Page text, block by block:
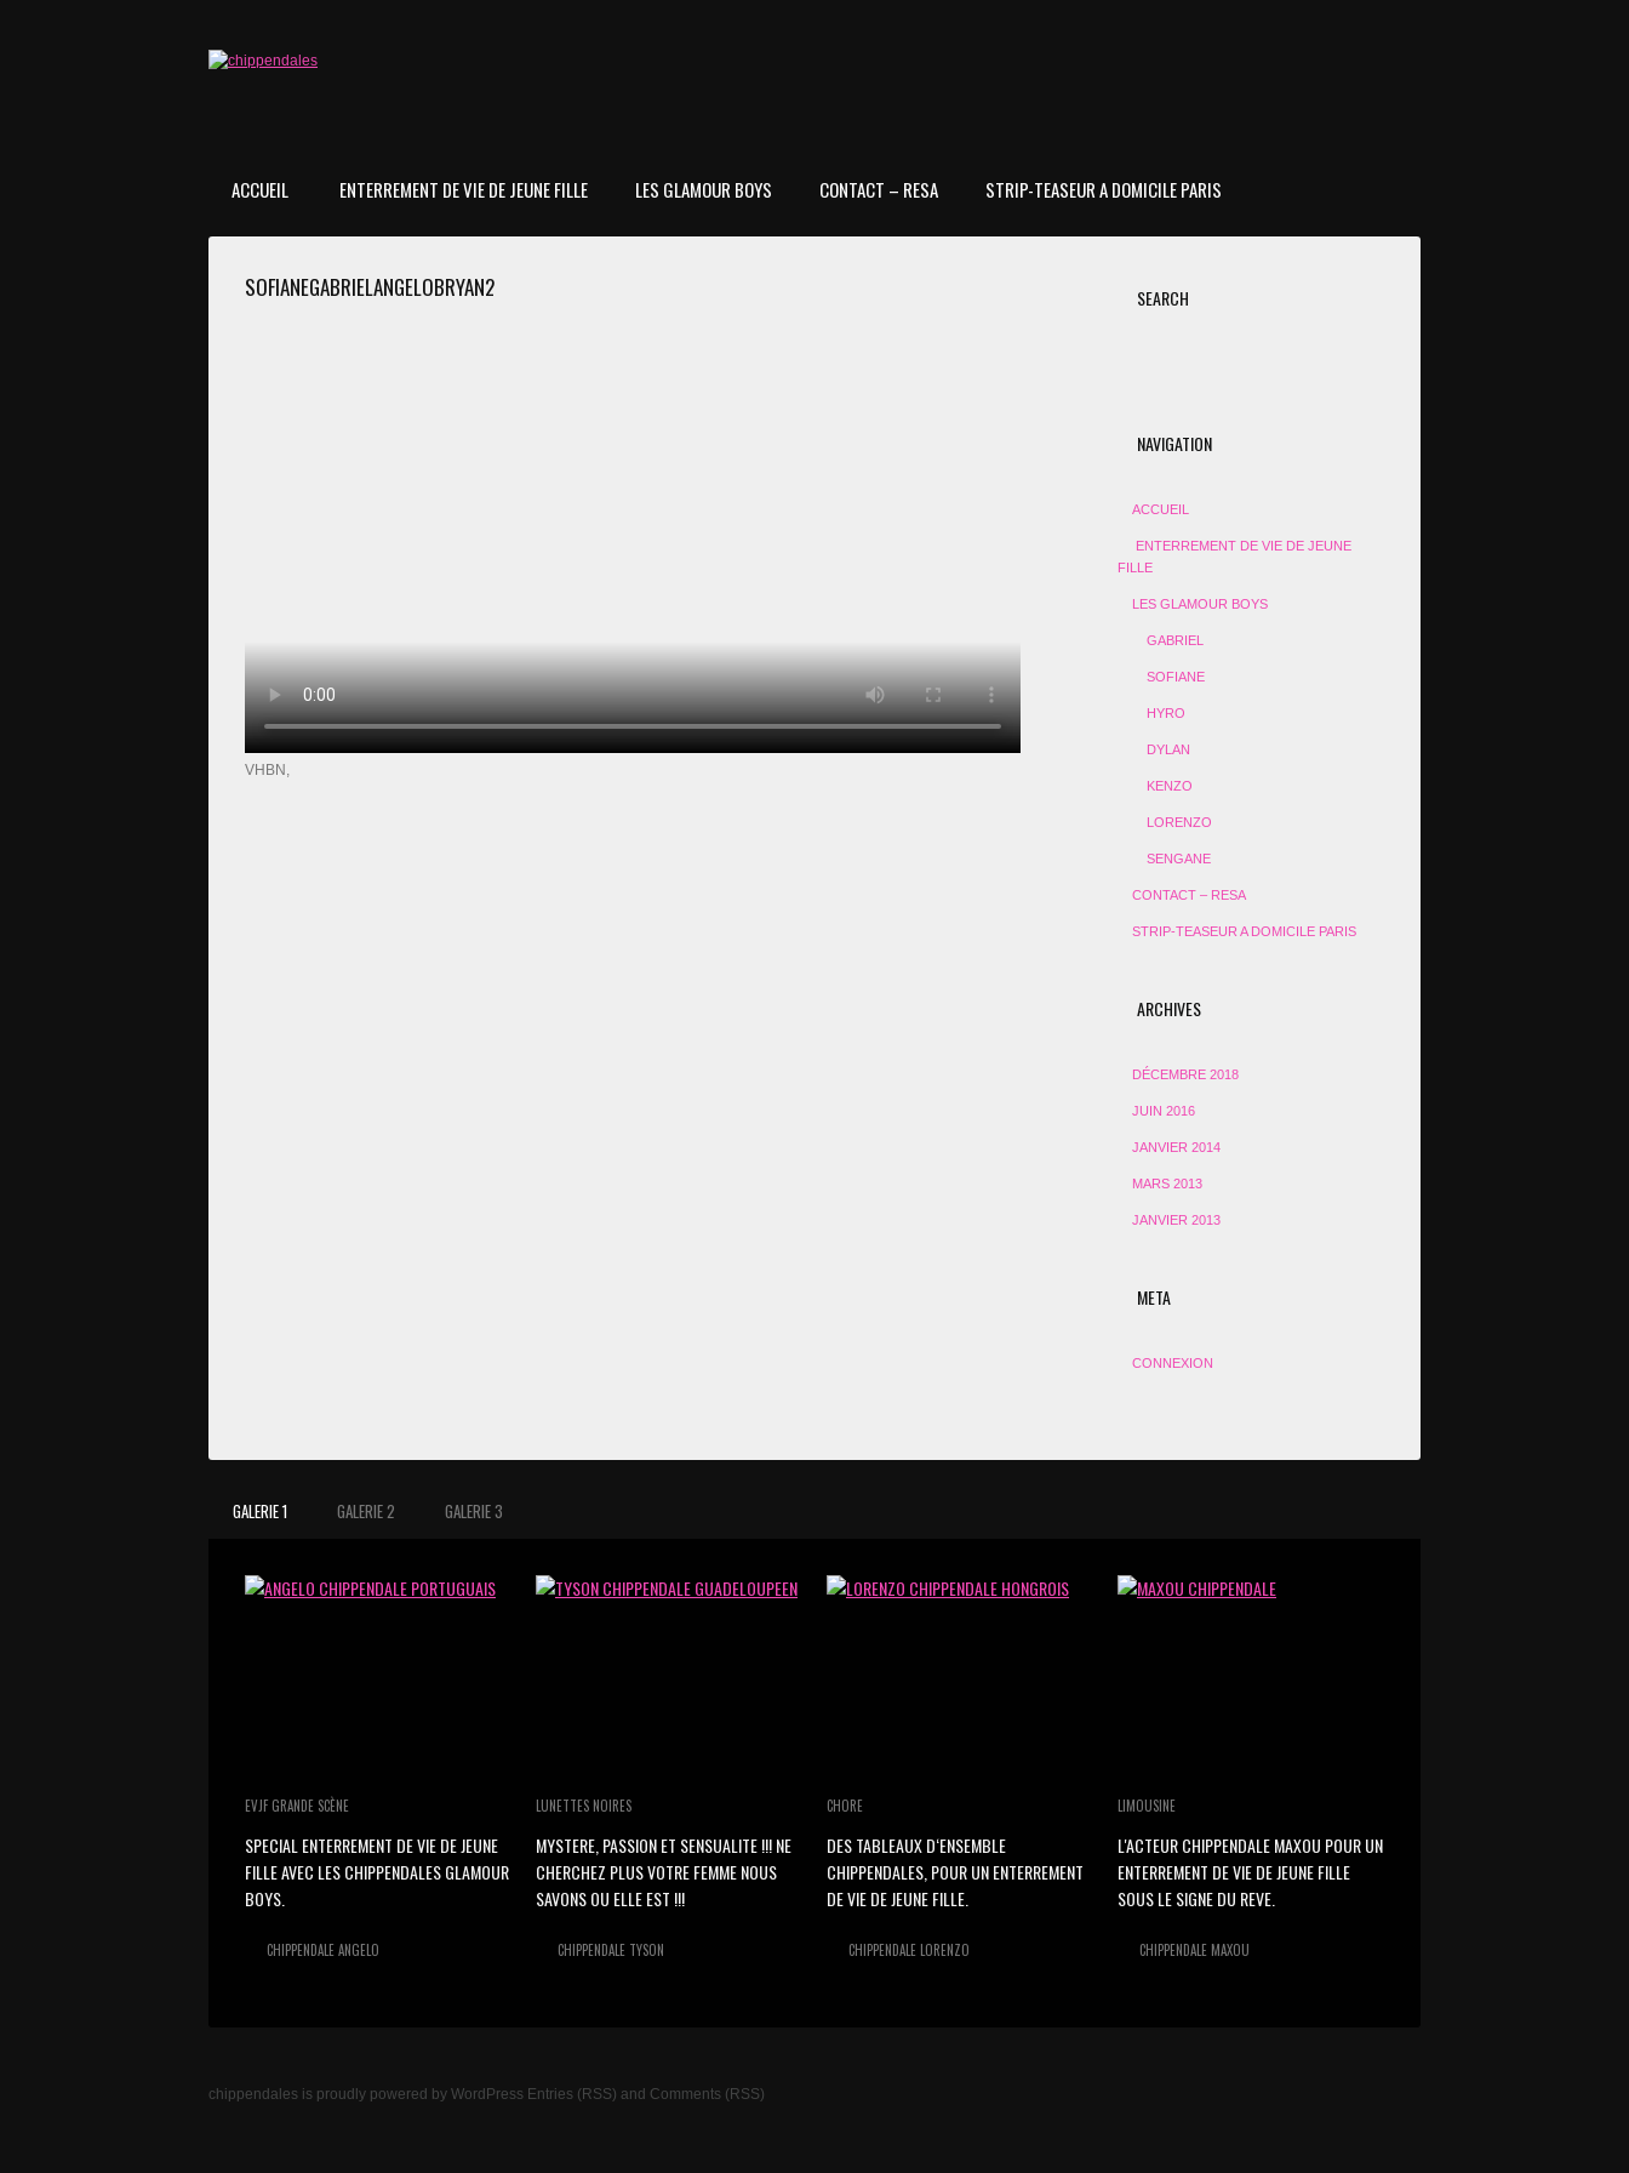
ACCUEIL ENTERREMENT DE VIE DE JEUNE FILLE LES GLAMOUR BOYS CONTACT – RESA STRIP-TEASEUR A DOMICILE PARIS
SOFIANEGABRIELANGELOBRYAN2
VHBN,
SEARCH
NAVIGATION
ACCUEIL
ENTERREMENT DE VIE DE JEUNE
FILLE
LES GLAMOUR BOYS
GABRIEL
SOFIANE
HYRO
DYLAN
KENZO
LORENZO
SENGANE
CONTACT – RESA
STRIP-TEASEUR A DOMICILE PARIS
ARCHIVES
DÉCEMBRE 2018
JUIN 2016
JANVIER 2014
MARS 2013
JANVIER 2013
META
CONNEXION
GALERIE 1 GALERIE 2 GALERIE 3
EVJF GRANDE SCÈNE
SPECIAL ENTERREMENT DE VIE DE JEUNE
FILLE AVEC LES CHIPPENDALES GLAMOUR
BOYS.
CHIPPENDALE ANGELO
LUNETTES NOIRES
MYSTERE, PASSION ET SENSUALITE !!! NE
CHERCHEZ PLUS VOTRE FEMME NOUS
SAVONS OU ELLE EST !!!
CHIPPENDALE TYSON
CHORE
DES TABLEAUX D‘ENSEMBLE
CHIPPENDALES, POUR UN ENTERREMENT
DE VIE DE JEUNE FILLE.
CHIPPENDALE LORENZO
LIMOUSINE
L'ACTEUR CHIPPENDALE MAXOU POUR UN
ENTERREMENT DE VIE DE JEUNE FILLE
SOUS LE SIGNE DU REVE.
CHIPPENDALE MAXOU
chippendales is proudly powered by WordPress Entries (RSS) and Comments (RSS)